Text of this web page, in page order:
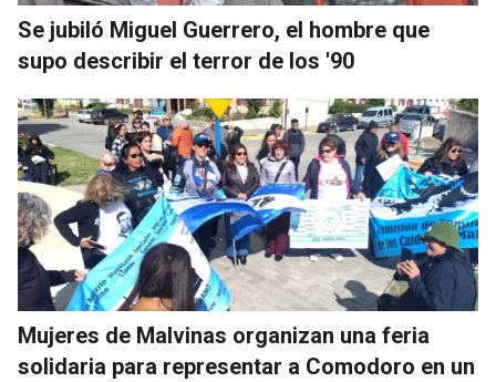
Se jubiló Miguel Guerrero, el hombre que
supo describir el terror de los '90
Mujeres de Malvinas organizan una feria
solidaria para representar a Comodoro en un